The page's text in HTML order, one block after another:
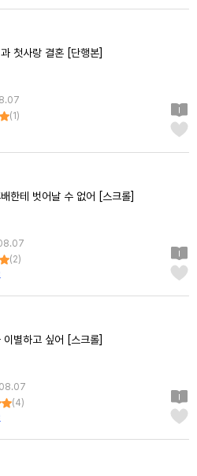
첫사랑 결혼 [단행본]
(1 )
한테 벗어날 수 없어 [스크롤]
(2)
이별하고 싶어 [스크롤]
(4)